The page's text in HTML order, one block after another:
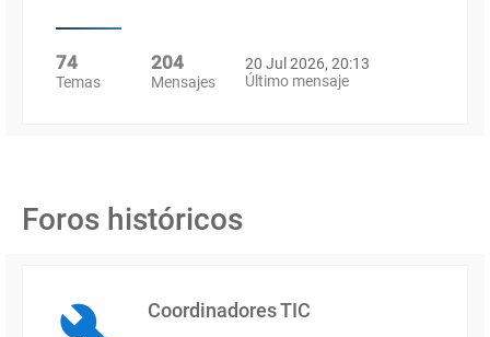
74
Temas
204
Mensajes
20 Jul 2026, 20:13
Último mensaje
Foros históricos
Coordinadores TIC